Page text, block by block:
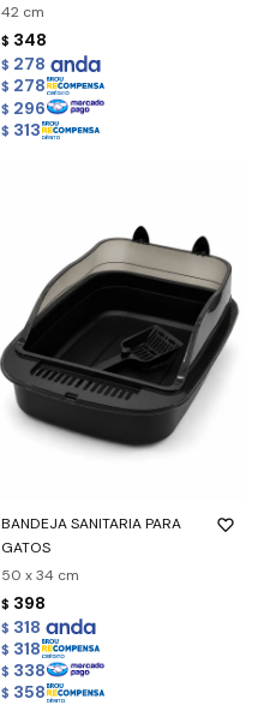
42 cm
$ 348
$ 278
$ 278
$ 296
$ 313
BANDEJA SANITARIA PARA
GATOS
50 x 34 cm
$ 398
$ 318
$ 318
$ 338
$ 358